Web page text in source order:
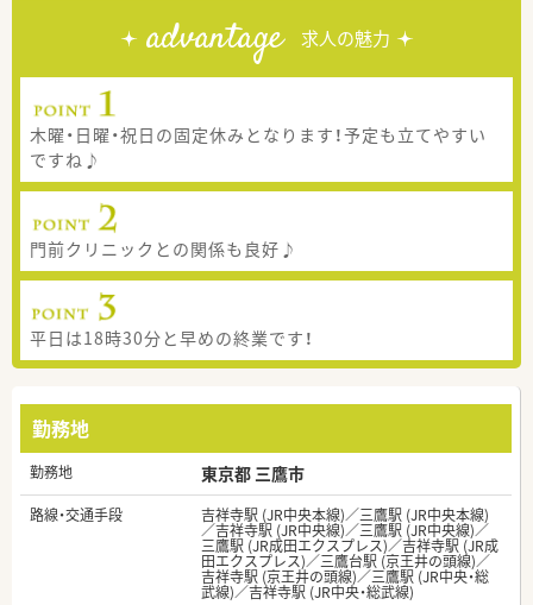
advantage 求人の魅力
木曜・日曜・祝日の固定休みとなります！予定も立てやすい
ですね♪
門前クリニックとの関係も良好♪
平日は18時30分と早めの終業です！
勤務地
勤務地 東京都 三鷹市
路線・交通手段 吉祥寺駅 (JR中央本線)／三鷹駅 (JR中央本線)
／吉祥寺駅 (JR中央線)／三鷹駅 (JR中央線)／
三鷹駅 (JR成田エクスプレス)／吉祥寺駅 (JR成
田エクスプレス)／三鷹台駅 (京王井の頭線)／
吉祥寺駅 (京王井の頭線)／三鷹駅 (JR中央・総
武線)／吉祥寺駅 (JR中央・総武線)